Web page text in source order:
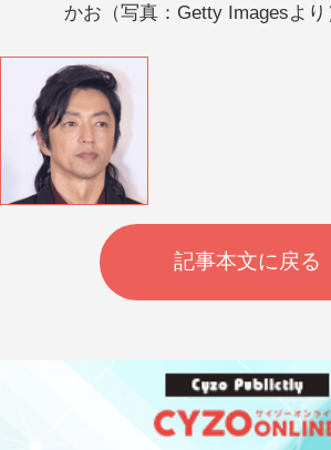
かお（写真：Getty Imagesより
記事本文に戻る